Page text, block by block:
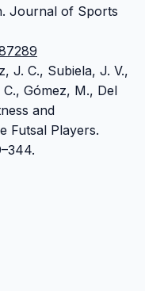
Journal of Sports
J. C., Subiela, J. V.,
Gómez, M., Del
and
Futsal Players.